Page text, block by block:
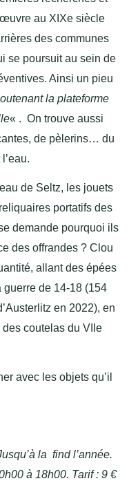
au XIXe siècle
des communes
se poursuit au sein de
Ainsi un pieu
la plateforme
« . On trouve aussi
de pèlerins… du
de Seltz, les jouets
portatifs des
demande pourquoi ils
des offrandes ? Clou
allant des épées
de 14-18 (154
en 2022), en
coutelas du VIIe
avec les objets qu’il
la find l’année.
à 18h00. Tarif : 9 €